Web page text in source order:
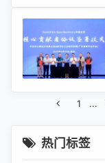
1 ...
热门标签